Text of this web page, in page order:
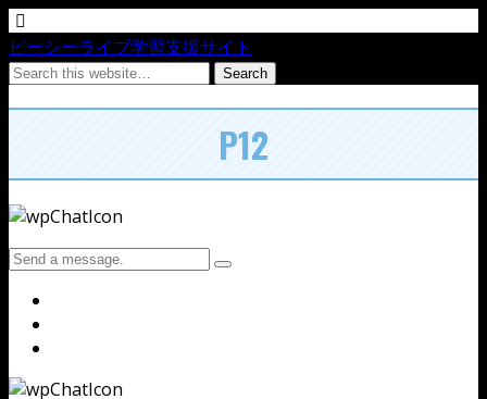
ピーシーライブ学習支援サイト
P12